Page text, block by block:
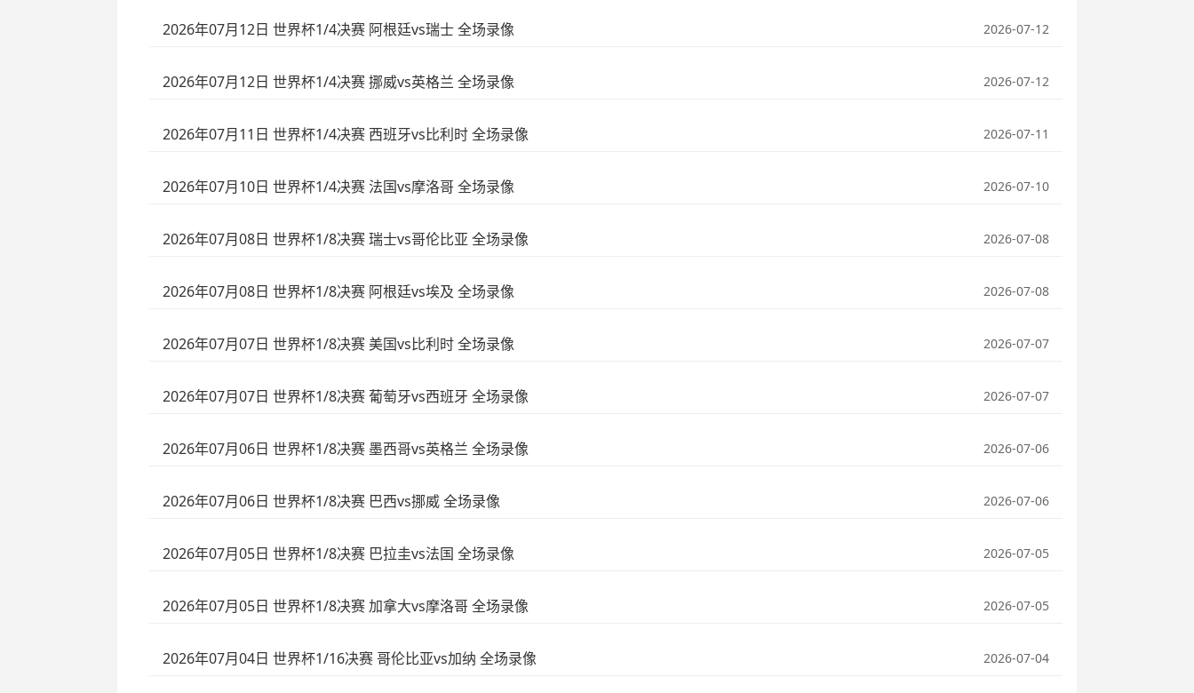
2026年07月12日 世界杯1/4决赛 阿根廷vs瑞士 全场录像 2026-07-12
2026年07月12日 世界杯1/4决赛 挪威vs英格兰 全场录像 2026-07-12
2026年07月11日 世界杯1/4决赛 西班牙vs比利时 全场录像 2026-07-11
2026年07月10日 世界杯1/4决赛 法国vs摩洛哥 全场录像 2026-07-10
2026年07月08日 世界杯1/8决赛 瑞士vs哥伦比亚 全场录像 2026-07-08
2026年07月08日 世界杯1/8决赛 阿根廷vs埃及 全场录像 2026-07-08
2026年07月07日 世界杯1/8决赛 美国vs比利时 全场录像 2026-07-07
2026年07月07日 世界杯1/8决赛 葡萄牙vs西班牙 全场录像 2026-07-07
2026年07月06日 世界杯1/8决赛 墨西哥vs英格兰 全场录像 2026-07-06
2026年07月06日 世界杯1/8决赛 巴西vs挪威 全场录像 2026-07-06
2026年07月05日 世界杯1/8决赛 巴拉圭vs法国 全场录像 2026-07-05
2026年07月05日 世界杯1/8决赛 加拿大vs摩洛哥 全场录像 2026-07-05
2026年07月04日 世界杯1/16决赛 哥伦比亚vs加纳 全场录像 2026-07-04